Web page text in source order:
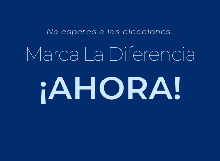
No esperes a las elecciones.
Marca La Diferencia
¡AHORA!